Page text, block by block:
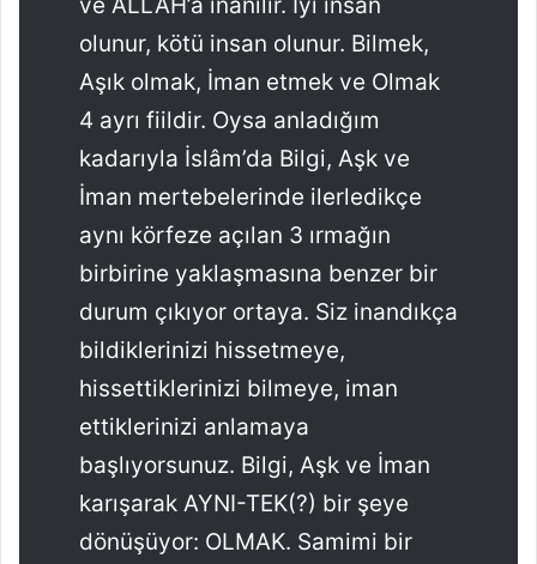
olunur, kötü insan olunur. Bilmek,
Aşık olmak, İman etmek ve Olmak
4 ayrı fiildir. Oysa anladığım
kadarıyla İslâm’da Bilgi, Aşk ve
İman mertebelerinde ilerledikçe
aynı körfeze açılan 3 ırmağın
birbirine yaklaşmasına benzer bir
durum çıkıyor ortaya. Siz inandıkça
bildiklerinizi hissetmeye,
hissettiklerinizi bilmeye, iman
ettiklerinizi anlamaya
başlıyorsunuz. Bilgi, Aşk ve İman
karışarak AYNI-TEK(?) bir şeye
dönüşüyor: OLMAK. Samimi bir